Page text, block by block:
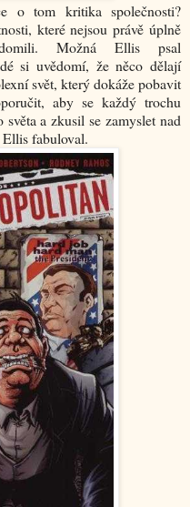
o tom kritika společnosti?
které nejsou právě úplně
Možná Ellis psal
si uvědomí, že něco dělají
svět, který dokáže pobavit
aby se každý trochu
a zkusil se zamyslet nad
fabuloval.